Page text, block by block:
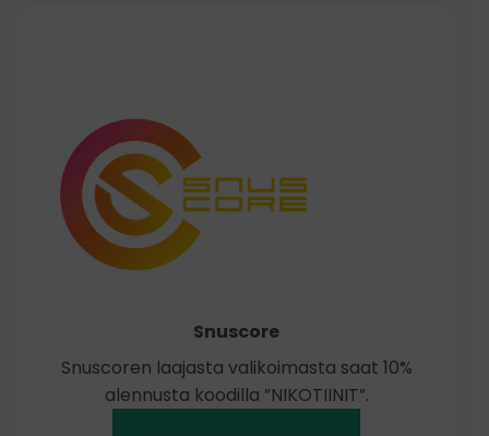
Snuscore
Snuscoren laajasta valikoimasta saat 10%
alennusta koodilla ”NIKOTIINIT”.